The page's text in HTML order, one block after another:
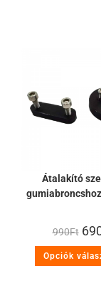
Átalakító
990Ft
Opciók